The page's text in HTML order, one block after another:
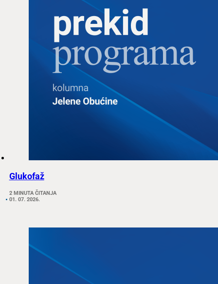
Glukofaž
2 MINUTA ČITANJA
01. 07. 2026.